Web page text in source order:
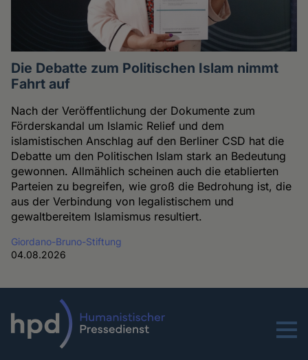
Die Debatte zum Politischen Islam nimmt
Fahrt auf
Nach der Veröffentlichung der Dokumente zum
Förderskandal um Islamic Relief und dem
islamistischen Anschlag auf den Berliner CSD hat die
Debatte um den Politischen Islam stark an Bedeutung
gewonnen. Allmählich scheinen auch die etablierten
Parteien zu begreifen, wie groß die Bedrohung ist, die
aus der Verbindung von legalistischem und
gewaltbereitem Islamismus resultiert.
Giordano-Bruno-Stiftung
04.08.2026
Menu